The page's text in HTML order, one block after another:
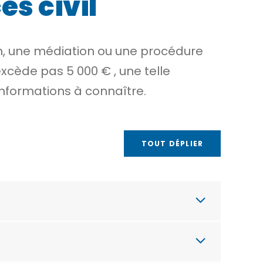
une médiation ou une procédure
pas 5 000 € , une telle
à connaître.
TOUT DÉPLIER